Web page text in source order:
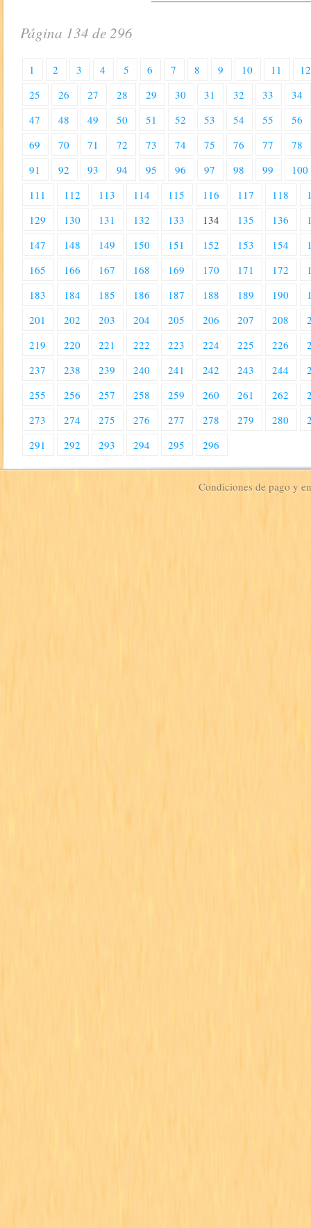
Página 134 de 296
1 2 3 4 5 6 7 8 9 10 11
12
25
26 27 28 29 30 31 32 33
34
47
48 49 50 51 52 53 54 55
56
69
70 71 72 73 74 75 76 77
78
91
92 93 94 95 96 97 98 99
100
111
112 113 114 115 116 117 118
129
130 131 132 133 134 135 136
147
148 149 150 151 152 153 154
165
166 167 168 169 170 171 172
183
184 185 186 187 188 189 190
201
202 203 204 205 206 207 208
219
220 221 222 223 224 225 226
237
238 239 240 241 242 243 244
255
256 257 258 259 260 261 262
273
274 275 276 277 278 279 280
291
292 293 294 295 296
Condiciones de pago y